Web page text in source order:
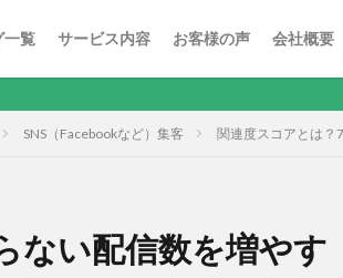
一覧 サービス内容 お客様の声 会社概要
SNS（Facebookなど）集客 関連度スコアとは？
ない配信数を増やす